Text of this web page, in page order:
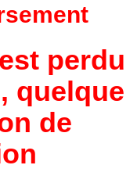
perdu
quelque
de